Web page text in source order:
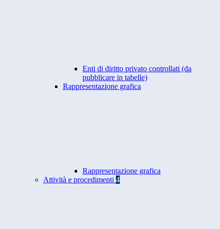
Enti di diritto privato controllati (da
pubblicare in tabelle)
Rappresentazione grafica
Rappresentazione grafica
Attività e procedimenti 4